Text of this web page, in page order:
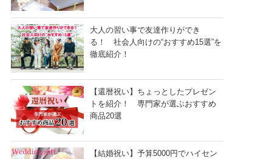
大人の習い事で友達作りができ
る！ 社会人向けの“おすすめ15選”を
徹底紹介！
【還暦祝い】ちょっとしたプレゼン
トを紹介！ 専門家が選ぶおすすめ
商品20選
【結婚祝い】予算5000円でハイセン